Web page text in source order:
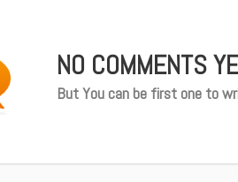
NO COMMENTS
But You can be first one to